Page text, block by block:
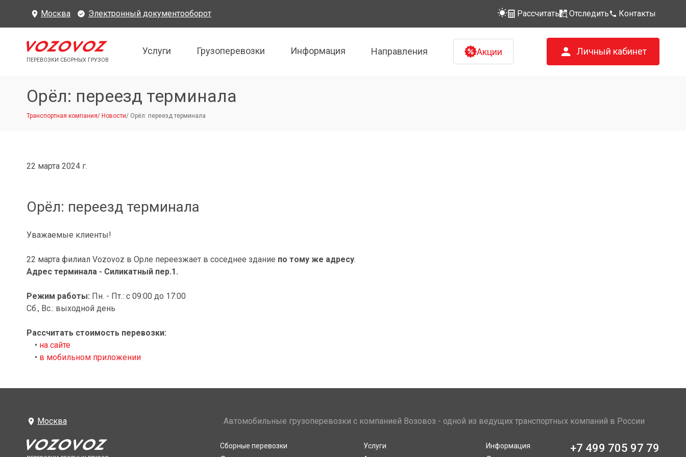
Москва Электронный документооборот Рассчитать Отследить Контакты
ПЕРЕВОЗКИ СБОРНЫХ ГРУЗОВ
Услуги Грузоперевозки Информация Направления Акции Личный кабинет
Орёл: переезд терминала
Транспортная компания/ Новости/ Орёл: переезд терминала
22 марта 2024 г.
Орёл: переезд терминала
Уважаемые клиенты!
22 марта филиал Vozovoz в Орле переезжает в соседнее здание по тому же адресу.
Адрес терминала - Силикатный пер.1.
Режим работы: Пн. - Пт.: с 09:00 до 17:00
Сб., Вс.: выходной день
Рассчитать стоимость перевозки:
• на сайте
• в мобильном приложении
Москва Автомобильные грузоперевозки с компанией Возовоз - одной из ведущих транспортных компаний в России
Сборные перевозки
Услуги
Информация
+7 499 705 97 79